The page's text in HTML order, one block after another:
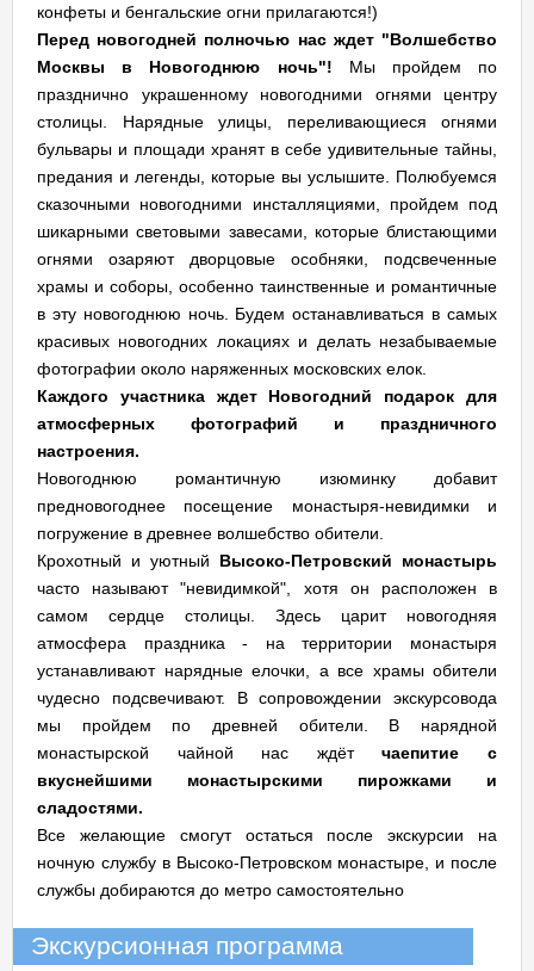
конфеты и бенгальские огни прилагаются!)
Перед новогодней полночью нас ждет "Волшебство
Москвы в Новогоднюю ночь"! Мы пройдем по
празднично украшенному новогодними огнями центру
столицы. Нарядные улицы, переливающиеся огнями
бульвары и площади хранят в себе удивительные тайны,
предания и легенды, которые вы услышите. Полюбуемся
сказочными новогодними инсталляциями, пройдем под
шикарными световыми завесами, которые блистающими
огнями озаряют дворцовые особняки, подсвеченные
храмы и соборы, особенно таинственные и романтичные
в эту новогоднюю ночь. Будем останавливаться в самых
красивых новогодних локациях и делать незабываемые
фотографии около наряженных московских елок.
Каждого участника ждет Новогодний подарок для
атмосферных фотографий и праздничного
настроения.
Новогоднюю романтичную изюминку добавит
предновогоднее посещение монастыря-невидимки и
погружение в древнее волшебство обители.
Крохотный и уютный Высоко-Петровский монастырь
часто называют "невидимкой", хотя он расположен в
самом сердце столицы. Здесь царит новогодняя
атмосфера праздника - на территории монастыря
устанавливают нарядные елочки, а все храмы обители
чудесно подсвечивают. В сопровождении экскурсовода
мы пройдем по древней обители. В нарядной
монастырской чайной нас ждётчаепитие с
вкуснейшими монастырскими пирожками и
сладостями.
Все желающие смогут остаться после экскурсии на
ночную службу в Высоко-Петровском монастыре, и после
службы добираются до метро самостоятельно
Экскурсионная программа